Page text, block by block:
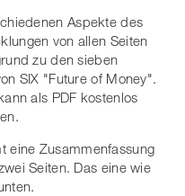
Aspekte des
von allen Seiten
zu den sieben
SIX "Future of Money".
als PDF kostenlos
eine Zusammenfassung
Seiten. Das eine wie